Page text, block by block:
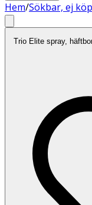
Hem/Sökbar, ej
Trio Elite spray,